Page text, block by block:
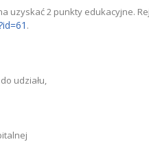
uzyskać 2 punkty edukacyjne.
.
udziału,